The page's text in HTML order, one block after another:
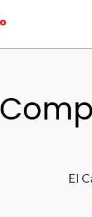
El